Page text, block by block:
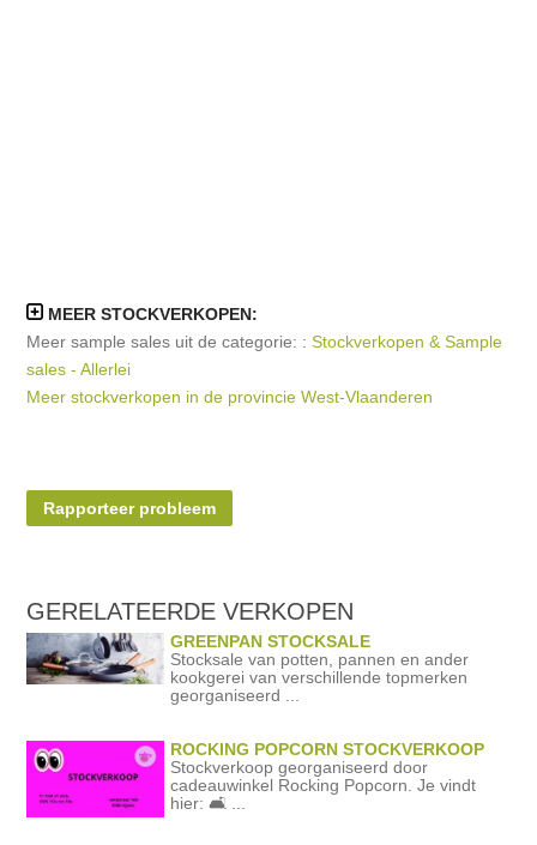
MEER STOCKVERKOPEN:
Meer sample sales uit de categorie: :Stockverkopen & Sample
sales - Allerlei
Meer stockverkopen in de provincie West-Vlaanderen
Rapporteer probleem
GERELATEERDEVERKOPEN
GREENPAN STOCKSALE
Stocksale van potten, pannen en ander
kookgerei van verschillende topmerken
georganiseerd ...
ROCKING POPCORN STOCKVERKOOP
Stockverkoop georganiseerd door
cadeauwinkel Rocking Popcorn. Je vindt
hier: 🛋️ ...